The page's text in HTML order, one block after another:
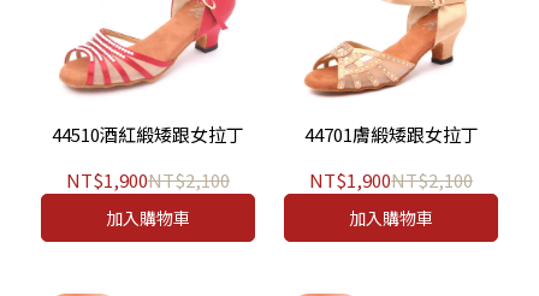
44510酒紅緞矮跟女拉丁
NT$1,900NT$2,100
加入購物車
44701膚緞矮跟女拉丁
NT$1,900NT$2,100
加入購物車